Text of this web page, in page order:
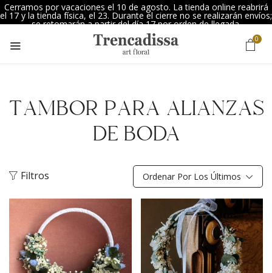
Cerramos por vacaciones el 10 de agosto. La tienda online reabrirá
el 17 y la tienda física, el 23. Durante el cierre no se realizarán envíos;
se retomarán a partir del día 17 por orden de llegada.
0
TAMBOR PARA ALIANZAS
DE BODA
Filtros Ordenar Por Los Últimos